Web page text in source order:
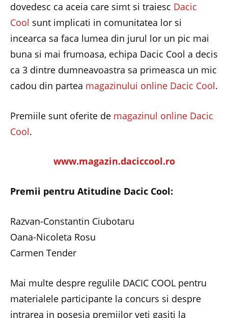
dovedesc ca aceia care simt si traiesc Dacic
Cool sunt implicati in comunitatea lor si
incearca sa faca lumea din jurul lor un pic mai
buna si mai frumoasa, echipa Dacic Cool a decis
ca 3 dintre dumneavoastra sa primeasca un mic
cadou din partea magazinului online Dacic Cool.
Premiile sunt oferite de magazinul online Dacic
Cool.
www.magazin.daciccool.ro
Premii pentru Atitudine Dacic Cool:
Razvan-Constantin Ciubotaru
Oana-Nicoleta Rosu
Carmen Tender
Mai multe despre regulile DACIC COOL pentru
materialele participante la concurs si despre
intrarea in posesia premiilor veti gasiti la